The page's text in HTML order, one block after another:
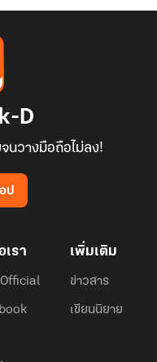
D
นวางมือถือไม่ลง!
ป
รา
Official
เพิ่มเติม
ข่าวสาร
เขียนนิยาย